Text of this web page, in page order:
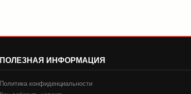
ПОЛЕЗНАЯ ИНФОРМАЦИЯ
Политика конфиденциальности